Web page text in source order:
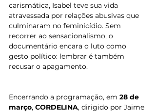
carismática, Isabel teve sua vida
atravessada por relações abusivas que
culminaram no feminicídio. Sem
recorrer ao sensacionalismo, o
documentário encara o luto como
gesto político: lembrar é também
recusar o apagamento.
Encerrando a programação, em 28 de
março, CORDELINA, dirigido por Jaime